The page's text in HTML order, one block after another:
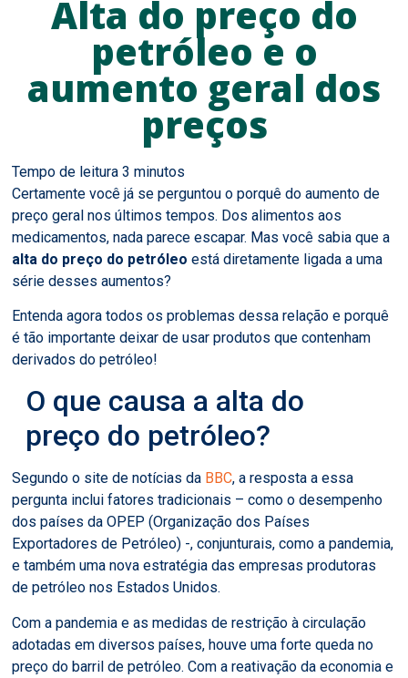
Alta do preço do
petróleo e o
aumento geral dos
preços
Certamente você já se perguntou o porquê do aumento de
preço geral nos últimos tempos. Dos alimentos aos
medicamentos, nada parece escapar. Mas você sabia que a
alta do preço do petróleo está diretamente ligada a uma
série desses aumentos?
Entenda agora todos os problemas dessa relação e porquê
é tão importante deixar de usar produtos que contenham
derivados do petróleo!
O que causa a alta do
preço do petróleo?
Segundo o site de notícias da BBC, a resposta a essa
pergunta inclui fatores tradicionais – como o desempenho
dos países da OPEP (Organização dos Países
Exportadores de Petróleo) -, conjunturais, como a pandemia,
e também uma nova estratégia das empresas produtoras
de petróleo nos Estados Unidos.
Com a pandemia e as medidas de restrição à circulação
adotadas em diversos países, houve uma forte queda no
preço do barril de petróleo. Com a reativação da economia e